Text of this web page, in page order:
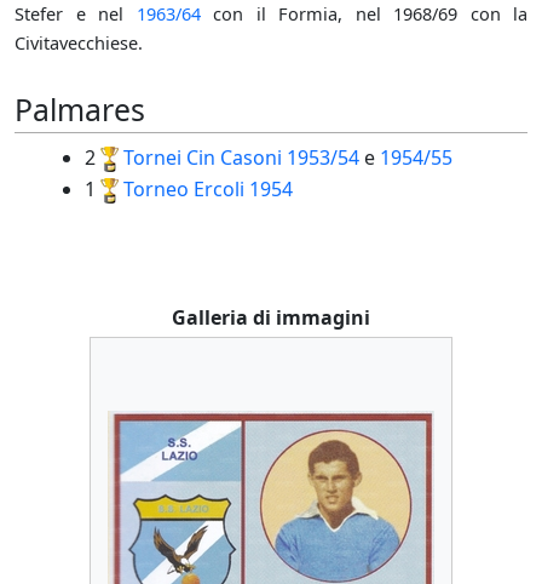
Stefer e nel 1963/64con il Formia, nel 1968/69 con la
Civitavecchiese.
Palmares
2 Tornei Cin Casoni 1953/54e 1954/55
1
Torneo Ercoli 1954
Galleria di immagini